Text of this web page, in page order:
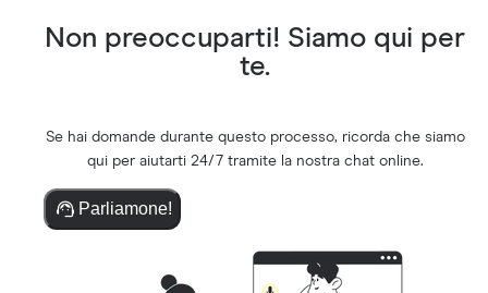
Non preoccuparti! Siamo qui per
te.
Se hai domande durante questo processo, ricorda che siamo
qui per aiutarti 24/7 tramite la nostra chat online.
Parliamone!